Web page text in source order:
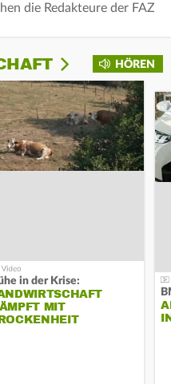
die Redakteure der FAZ
HÖREN
in der Krise:
MIT